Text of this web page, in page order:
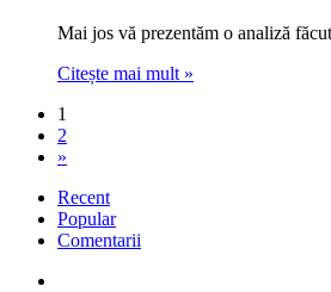
Mai jos vă prezentăm o analiză
Citește mai mult »
1
2
»
Recent
Popular
Comentarii